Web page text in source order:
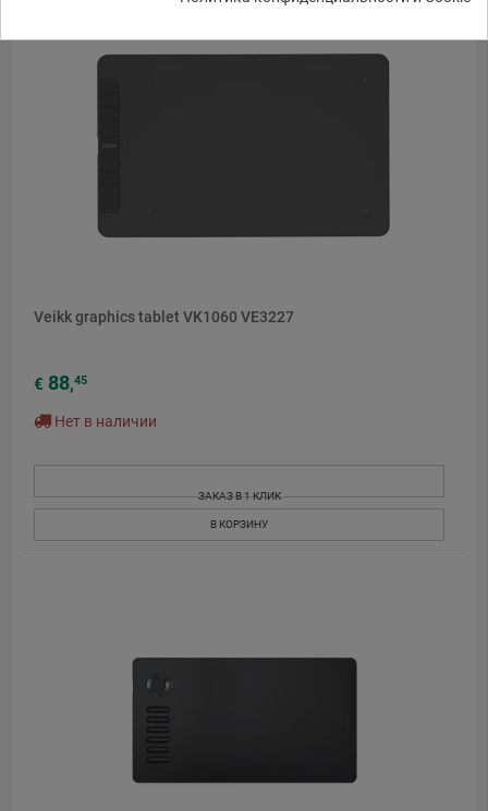
Veikk graphics tablet VK1060 VE3227
€ 88,45
Нет в наличии
ЗАКАЗ В 1 КЛИК
В КОРЗИНУ